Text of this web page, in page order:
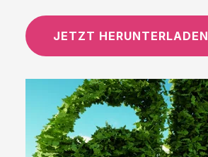
JETZT HERUNTERLADEN